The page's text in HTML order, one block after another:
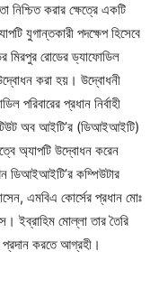
নিশ্চিত করার ক্ষেত্রে একটি
যুগান্তকারী পদক্ষেপ হিসেবে
মিরপুর রোডের ড্যাফোডিল
করা হয়। উদ্বোধনী
পরিবারের প্রধান নির্বাহী
অব আইটি’র (ডিআইআইটি)
অ্যাপটি উদ্বোধন করেন
ডিআইআইটি’র কম্পিউটার
এমবিএ কোর্সের প্রধান মোঃ
ইব্রাহিম মোল্লা তার তৈরি
প্রদান করতে আগ্রহী।